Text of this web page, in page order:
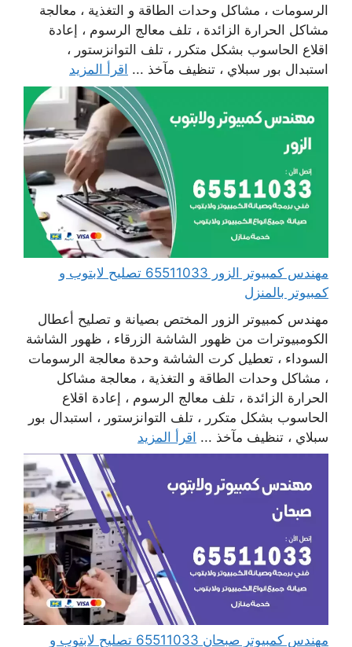
الرسومات ، مشاكل وحدات الطاقة و التغذية ، معالجة
مشاكل الحرارة الزائدة ، تلف معالج الرسوم ، إعادة
اقلاع الحاسوب بشكل متكرر ، تلف التوانزستور ،
استبدال بور سبلاي ، تنظيف مآخذ ... اقرأ المزيد
مهندس كمبيوتر الزور 65511033 تصليح لابتوب و
كمبيوتر بالمنزل
مهندس كمبيوتر الزور المختص بصيانة و تصليح أعطال
الكومبيوترات من ظهور الشاشة الزرقاء ، ظهور الشاشة
السوداء ، تعطيل كرت الشاشة وحدة معالجة الرسومات
، مشاكل وحدات الطاقة و التغذية ، معالجة مشاكل
الحرارة الزائدة ، تلف معالج الرسوم ، إعادة اقلاع
الحاسوب بشكل متكرر ، تلف التوانزستور ، استبدال بور
سبلاي ، تنظيف مآخذ ... اقرأ المزيد
مهندس كمبيوتر صبحان 65511033 تصليح لابتوب و